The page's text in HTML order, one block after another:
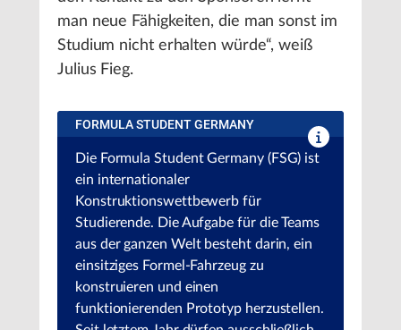
man neue Fähigkeiten, die man sonst im
Studium nicht erhalten würde“, weiß
Julius Fieg.
FORMULA STUDENT GERMANY
Die Formula Student Germany (FSG) ist
ein internationaler
Konstruktionswettbewerb für
Studierende. Die Aufgabe für die Teams
aus der ganzen Welt besteht darin, ein
einsitziges Formel-Fahrzeug zu
konstruieren und einen
funktionierenden Prototyp herzustellen.